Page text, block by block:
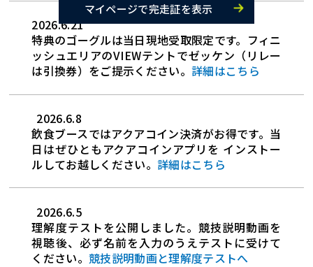
マイページで完走証を表示
2026.6.21
特典のゴーグルは当日現地受取限定です。フィニ
ッシュエリアのVIEWテントでゼッケン（リレー
は引換券）をご提示ください。 詳細はこちら
2026.6.8
飲食ブースではアクアコイン決済がお得です。当
日はぜひともアクアコインアプリを インストー
ルしてお越しください。 詳細はこちら
2026.6.5
理解度テストを公開しました。競技説明動画を
視聴後、必ず名前を入力のうえテストに受けて
ください。競技説明動画と理解度テストへ